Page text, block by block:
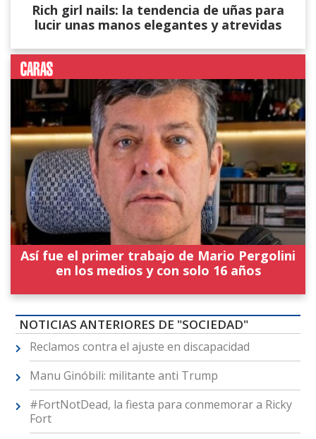
Rich girl nails: la tendencia de uñas para
lucir unas manos elegantes y atrevidas
Así fue el primer trabajo de Mario Pergolini
en los medios y con solo 16 años
NOTICIAS ANTERIORES DE "SOCIEDAD"
Reclamos contra el ajuste en discapacidad
Manu Ginóbili: militante anti Trump
#FortNotDead, la fiesta para conmemorar a Ricky
Fort